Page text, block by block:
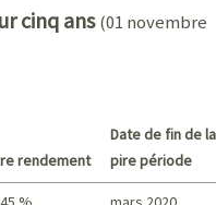
cinq ans (01 novembre
rendement
Date de fin de la
pire période